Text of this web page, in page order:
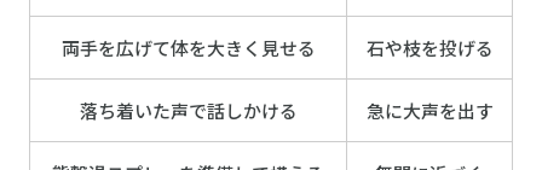
両手を広げて体を大きく見せる 石や枝を投げる
落ち着いた声で話しかける 急に大声を出す